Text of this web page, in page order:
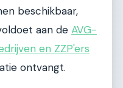
beschikbaar,
aan de AVG-
en ZZP'ers
ontvangt.